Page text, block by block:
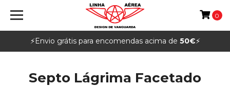
⚡️Envio grátis para encomendas acima de 50€⚡️
0
Septo Lágrima Facetado